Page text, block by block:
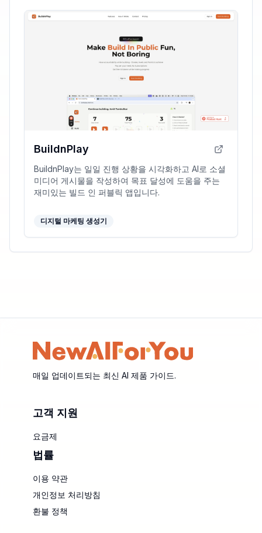
BuildnPlay
BuildnPlay는 일일 진행 상황을 시각화하고 AI로 소셜
미디어 게시물을 작성하여 목표 달성에 도움을 주는
재미있는 빌드 인 퍼블릭 앱입니다.
디지털 마케팅 생성기
매일 업데이트되는 최신 AI 제품 가이드.
고객 지원
요금제
법률
이용 약관
개인정보 처리방침
환불 정책